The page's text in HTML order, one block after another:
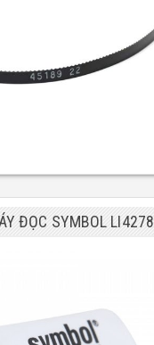
ĐỌC SYMBOL LI4278